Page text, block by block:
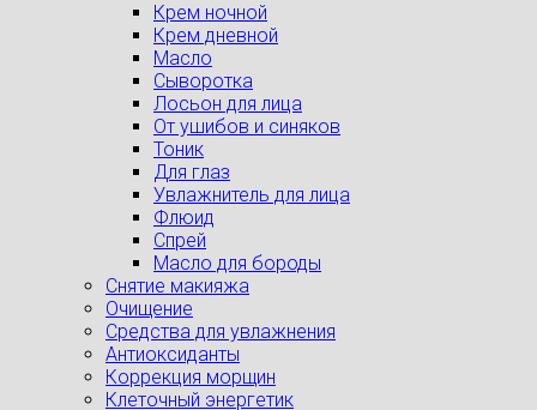
Крем ночной
Крем дневной
Масло
Сыворотка
Лосьон для лица
От ушибов и синяков
Тоник
Для глаз
Увлажнитель для лица
Флюид
Спрей
Масло для бороды
Снятие макияжа
Очищение
Средства для увлажнения
Антиоксиданты
Коррекция морщин
Клеточный энергетик